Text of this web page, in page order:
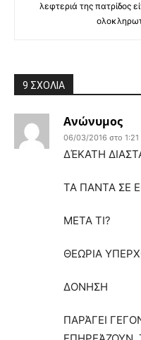
λεφτεριά της πατρίδος
9 ΣΧΟΛΙΑ
Ανώνυμος
06/03/2016 στο
ΔΈΚΑΤΗ
ΤΑ ΠΑΝΤΑ ΣΕ
ΜΕΤΑ ΤΙ?
ΘΕΩΡΙΑ
ΔΟΝΗΣΗ
ΠΑΡΆΓΕΙ